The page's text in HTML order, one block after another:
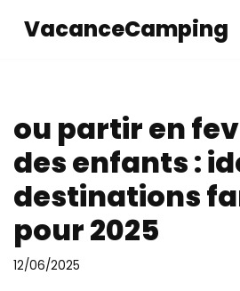
VacanceCamping
ou partir en
des enfants :
destinations
pour 2025
12/06/2025